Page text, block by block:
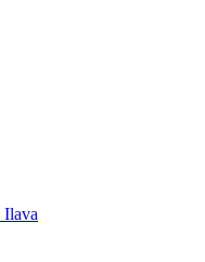
Ilava